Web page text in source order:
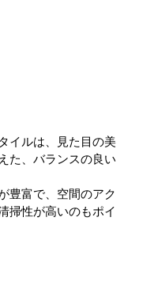
イルは、見た目の美
た、バランスの良い
豊富で、空間のアク
掃性が高いのもポイ